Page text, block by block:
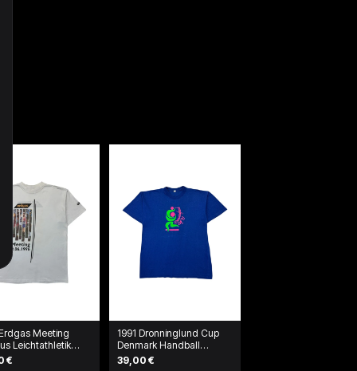
Meeting
Leichtathletik
Sided Shirt Weiß
€
1991 Dronninglund Cup
Denmark Handball
Tournament T-Shirt Blau
39,00 €